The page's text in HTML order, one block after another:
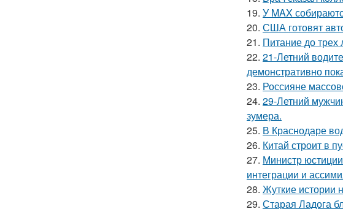
19. У MAX
20. США готовят
21. Питание до трех
22. 21-Летний
демонстративно
23. Россияне
24. 29-Летний
зумера.
25. В Краснодаре
26. Китай строит в
27. Министр
интеграции и
28. Жуткие истории
29. Старая Ладога